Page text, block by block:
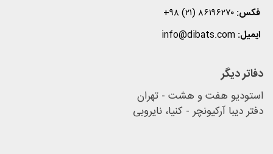
فکس: +۹۸ (۲۱) ۸۶۱۹۶۲۷۰
ایمیل: info@dibats.com
دفاتر دیگر
استودیو هفت و هشت - تهران
دفتر دیبا آرکیونچر - کنیا، نایروبی